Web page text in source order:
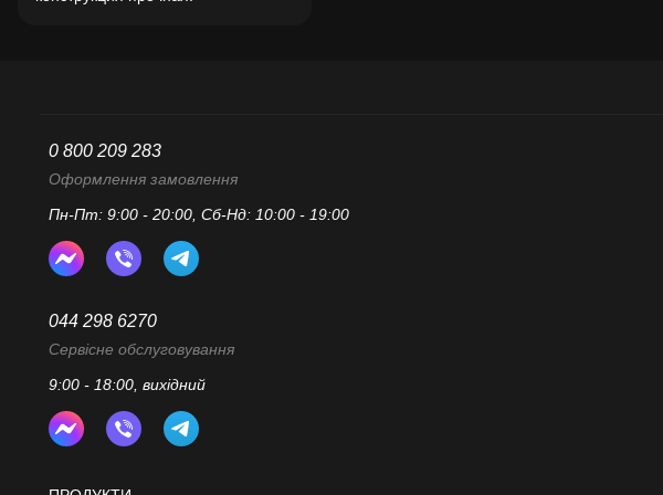
0 800 209 283
Оформлення замовлення
Пн-Пт: 9:00 - 20:00, Сб-Нд: 10:00 - 19:00
044 298 6270
Сервісне обслуговування
9:00 - 18:00, вихідний